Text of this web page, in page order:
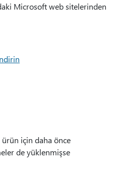
Microsoft web sitelerinden
ürün için daha önce
de yüklenmişse